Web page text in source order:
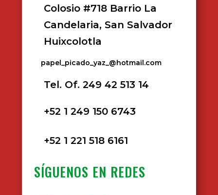
Colosio #718 Barrio La
Candelaria, San Salvador
Huixcolotla
papel_picado_yaz_@hotmail.com
Tel. Of. 249 42 513 14
+52 1 249 150 6743
+52 1 221 518 6161
SÍGUENOS EN REDES